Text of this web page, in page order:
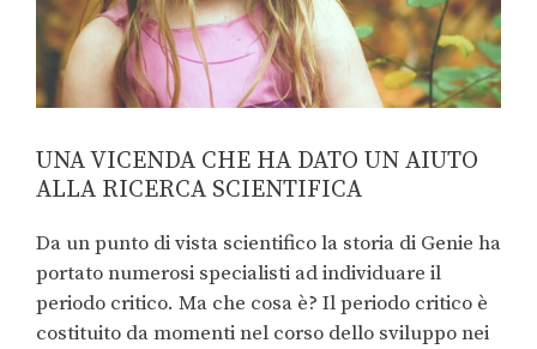
UNA VICENDA CHE HA DATO UN AIUTO
ALLA RICERCA SCIENTIFICA
Da un punto di vista scientifico la storia di Genie ha
portato numerosi specialisti ad individuare il
periodo critico. Ma che cosa è? Il periodo critico è
costituito da momenti nel corso dello sviluppo nei